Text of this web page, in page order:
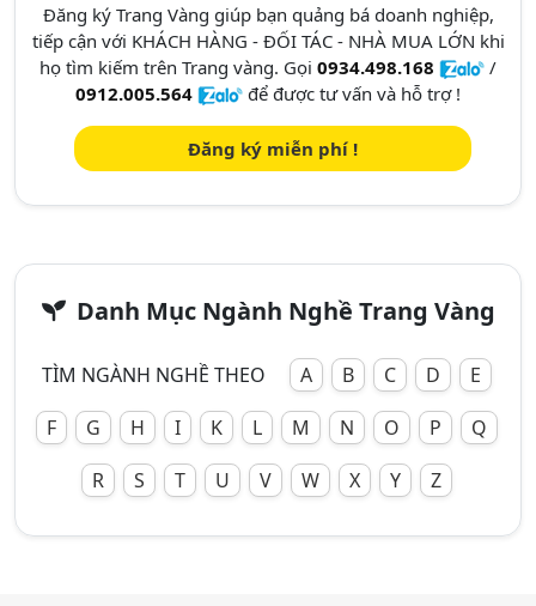
Đăng ký Trang Vàng giúp bạn quảng bá doanh nghiệp,
tiếp cận với KHÁCH HÀNG - ĐỐI TÁC - NHÀ MUA LỚN khi
họ tìm kiếm trên Trang vàng. Gọi 0934.498.168
/
0912.005.564
để được tư vấn và hỗ trợ !
Đăng ký miễn phí !
Danh Mục Ngành Nghề Trang Vàng
TÌM NGÀNH NGHỀ THEO A B C D
E
F
G H I K L M N O P
Q
R
S T U V W X Y Z